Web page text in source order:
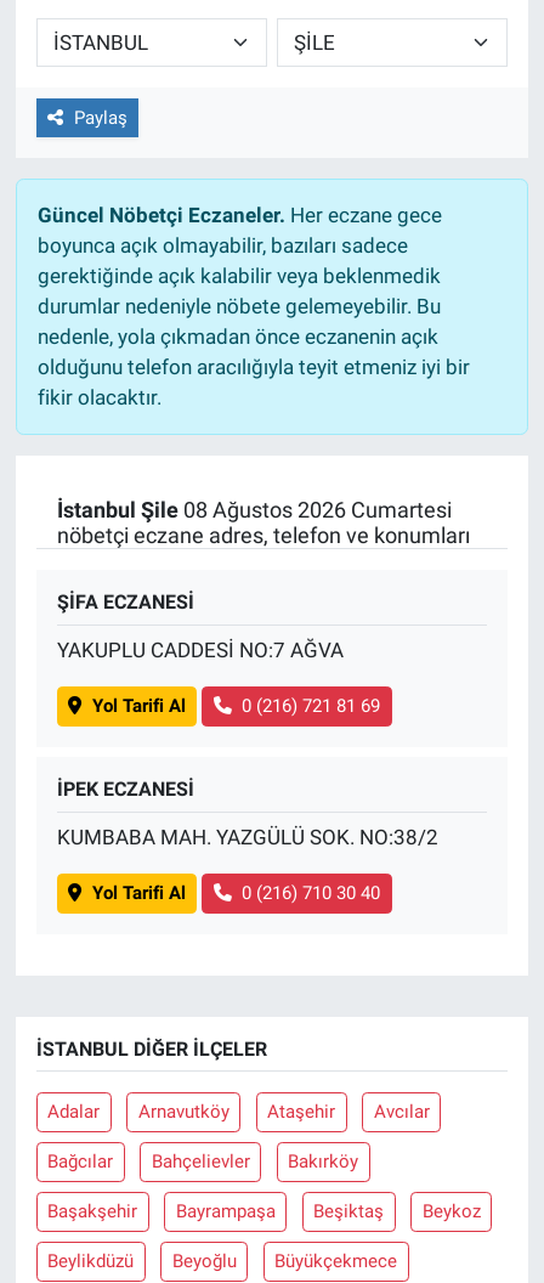
Paylaş
Güncel Nöbetçi Eczaneler. Her eczane gece
boyunca açık olmayabilir, bazıları sadece
gerektiğinde açık kalabilir veya beklenmedik
durumlar nedeniyle nöbete gelemeyebilir. Bu
nedenle, yola çıkmadan önce eczanenin açık
olduğunu telefon aracılığıyla teyit etmeniz iyi bir
fikir olacaktır.
İstanbul Şile08 Ağustos 2026 Cumartesi
nöbetçi eczane adres, telefon ve konumları
ŞİFA ECZANESİ
YAKUPLU CADDESİ NO:7 AĞVA
Yol Tarifi Al 0 (216) 721 81 69
İPEK ECZANESİ
KUMBABA MAH. YAZGÜLÜ SOK. NO:38/2
Yol Tarifi Al 0 (216) 710 30 40
İSTANBUL DIĞER İLÇELER
Adalar Arnavutköy Ataşehir Avcılar
Bağcılar Bahçelievler Bakırköy
Başakşehir Bayrampaşa Beşiktaş Beykoz
Beylikdüzü Beyoğlu Büyükçekmece
Sağlıklı Yaşam
Siyaset
Yaşam